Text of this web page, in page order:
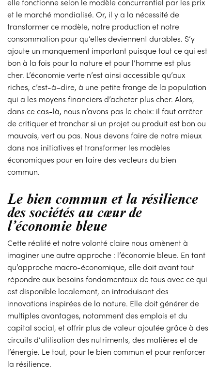
et le marché mondialisé. Or, il y a la nécessité de
transformer ce modèle, notre production et notre
consommation pour qu’elles deviennent durables. S’y
ajoute un manquement important puisque tout ce qui est
bon à la fois pour la nature et pour l’homme est plus
cher. L’économie verte n’est ainsi accessible qu’aux
riches, c’est-à–dire, à une petite frange de la population
qui a les moyens financiers d’acheter plus cher. Alors,
dans ce cas-là, nous n’avons pas le choix: il faut arrêter
de critiquer et trancher si un projet ou produit est bon ou
mauvais, vert ou pas. Nous devons faire de notre mieux
dans nos initiatives et transformer les modèles
économiques pour en faire des vecteurs du bien
commun.
Le bien commun et la résilience
des sociétés au cœur de
l’économie bleue
Cette réalité et notre volonté claire nous amènent à
imaginer une autre approche : l’économie bleue. En tant
qu’approche macro-économique, elle doit avant tout
répondre aux besoins fondamentaux de tous avec ce qui
est disponible localement, en introduisant des
innovations inspirées de la nature. Elle doit générer de
multiples avantages, notamment des emplois et du
capital social, et offrir plus de valeur ajoutée grâce à des
circuits d’utilisation des nutriments, des matières et de
l’énergie. Le tout, pour le bien commun et pour renforcer
la résilience.